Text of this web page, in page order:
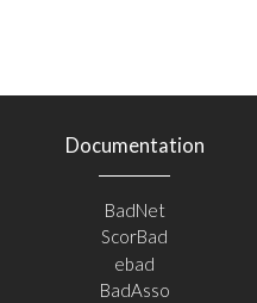
Documentation
BadNet
ScorBad
ebad
BadAsso